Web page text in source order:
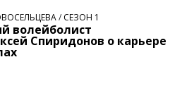
/ СЕЗОН 1
волейболист
Спиридонов о карьере